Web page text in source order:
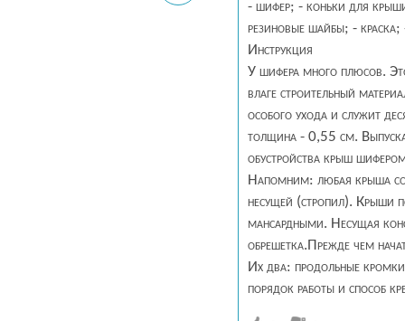
- шифер; - коньки для
резиновые шайбы; -
Инструкция
У шифера много плюсов.
влаге строительный
особого ухода и служит
толщина - 0,55 см.
обустройства крыш
Напомним: любая крыша
несущей (стропил). Крыши
мансардными. Несущая
обрешетка.Прежде чем
Их два: продольные
порядок работы и способ